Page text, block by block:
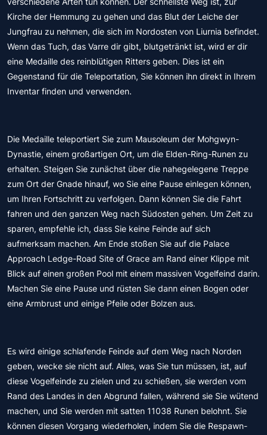
Kirche der Hemmung zu gehen und das Blut der Leiche der
Jungfrau zu nehmen, die sich im Nordosten von Liurnia befindet.
Wenn das Tuch, das Varre dir gibt, blutgetränkt ist, wird er dir
eine Medaille des reinblütigen Ritters geben. Dies ist ein
Gegenstand für die Teleportation, Sie können ihn direkt in Ihrem
Inventar finden und verwenden.
Die Medaille teleportiert Sie zum Mausoleum der Mohgwyn-
Dynastie, einem großartigen Ort, um die Elden-Ring-Runen zu
erhalten. Steigen Sie zunächst über die nahegelegene Treppe
zum Ort der Gnade hinauf, wo Sie eine Pause einlegen können,
um Ihren Fortschritt zu verfolgen. Dann können Sie die Fahrt
fahren und den ganzen Weg nach Südosten gehen. Um Zeit zu
sparen, empfehle ich, dass Sie keine Feinde auf sich
aufmerksam machen. Am Ende stoßen Sie auf die Palace
Approach Ledge-Road Site of Grace am Rand einer Klippe mit
Blick auf einen großen Pool mit einem massiven Vogelfeind darin.
Machen Sie eine Pause und rüsten Sie dann einen Bogen oder
eine Armbrust und einige Pfeile oder Bolzen aus.
Es wird einige schlafende Feinde auf dem Weg nach Norden
geben, wecke sie nicht auf. Alles, was Sie tun müssen, ist, auf
diese Vogelfeinde zu zielen und zu schießen, sie werden vom
Rand des Landes in den Abgrund fallen, während sie Sie wütend
machen, und Sie werden mit satten 11038 Runen belohnt. Sie
können diesen Vorgang wiederholen, indem Sie die Respawn-